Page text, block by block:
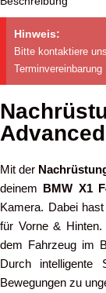
Hinweis:
Bitte kontaktiere
Terminvereinbarung
Mit der
deinem BMW X1
Kamera. Dabei
für Vorne &
dem Fahrzeug im
Durch intelligente
Bewegungen zu